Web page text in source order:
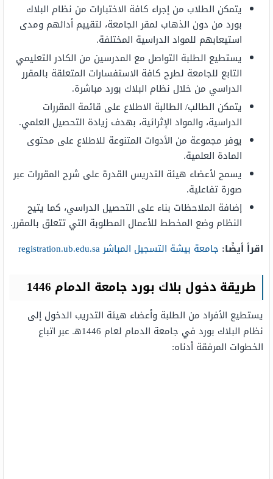
يتمكن الطلاب من إجراء كافة الاختبارات من نظام البلاك
بورد من دون الذهاب لمقر الجامعة، لتقييم أدائهم ومدى
استيعابهم للمواد الدراسية المختلفة.
يستطيع الطلبة التواصل مع المدرسين من الكادر التعليمي
التابع للجامعة لطرح كافة الاستفسارات المتعلقة بالمقرر
الدراسي من خلال نظام البلاك بورد مباشرة.
يتمكن الطالب/ الطالبة الاطلاع على قائمة المقررات
الدراسية، والمواد الإثرائية، بهدف زيادة التحصيل العلمي.
يوفر مجموعة من الأدوات المتنوعة للاطلاع على محتوى
المادة العلمية.
يسمح لأعضاء هيئة التدريس القدرة على شرح المقررات عبر
صورة تفاعلية.
إضافة الملاحظات بناء على التحصيل الدراسي، كما يتيح
النظام وضع المخطط للأعمال المطلوبة التي تتعلق بالمقرر.
اقرأ أيضًا: جامعة بيشة التسجيل المباشر registration.ub.edu.sa
طريقة دخول بلاك بورد جامعة الدمام 1446
يستطيع الأفراد من الطلبة وأعضاء هيئة التدريب الدخول إلى
نظام البلاك بورد في جامعة الدمام لعام 1446هـ عبر اتباع
الخطوات المرفقة أدناه: